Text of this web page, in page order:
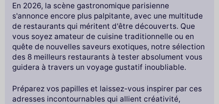
En 2026, la scène gastronomique parisienne
s'annonce encore plus palpitante, avec une multitude
de restaurants qui méritent d'être découverts. Que
vous soyez amateur de cuisine traditionnelle ou en
quête de nouvelles saveurs exotiques, notre sélection
des 8 meilleurs restaurants à tester absolument vous
guidera à travers un voyage gustatif inoubliable.
Préparez vos papilles et laissez-vous inspirer par ces
adresses incontournables qui allient créativité,